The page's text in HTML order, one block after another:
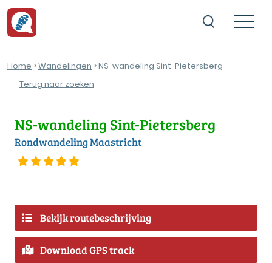
Home >Wandelingen > NS-wandeling Sint-Pietersberg
Terug naar zoeken
NS-wandeling Sint-Pietersberg
Rondwandeling Maastricht
Bekijk routebeschrijving
Download GPS track